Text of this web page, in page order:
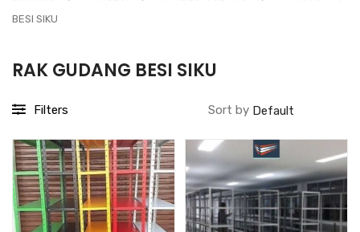
BESI SIKU
RAK GUDANG BESI SIKU
Filters Sort by